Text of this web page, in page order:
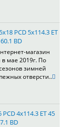
PCD 5x114.3 ET
BD
магазин
в мае 2019г. По
зимней
отверсти..
4x114.3 ET 45
BD